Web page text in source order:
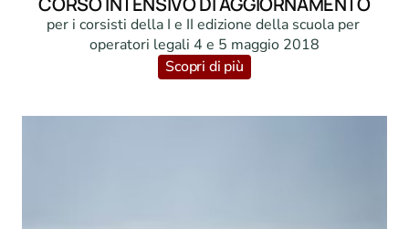
per i corsisti della I e II edizione della scuola per
operatori legali 4 e 5 maggio 2018
Scopri di più